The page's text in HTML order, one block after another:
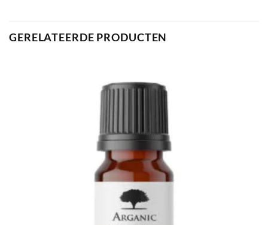
GERELATEERDE PRODUCTEN